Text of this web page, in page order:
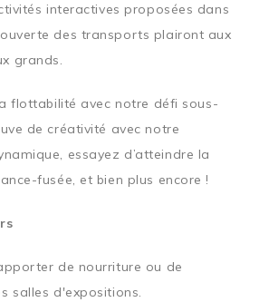
interactives proposées dans
des transports plairont aux
grands.
flottabilité avec notre défi sous-
de créativité avec notre
essayez d’atteindre la
fusée, et bien plus encore !
de nourriture ou de
salles d'expositions.